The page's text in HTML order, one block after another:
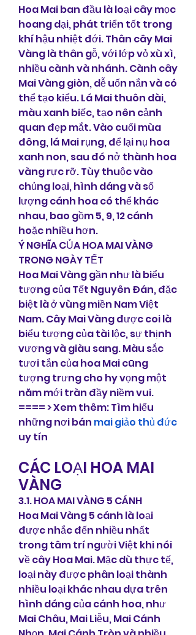
Hoa Mai ban đầu là loại cây mọc
hoang dại, phát triển tốt trong
khí hậu nhiệt đới. Thân cây Mai
Vàng là thân gỗ, với lớp vỏ xù xì,
nhiều cành và nhánh. Cành cây
Mai Vàng giòn, dễ uốn nắn và có
thể tạo kiểu. Lá Mai thuôn dài,
màu xanh biếc, tạo nên cảnh
quan đẹp mắt. Vào cuối mùa
đông, lá Mai rụng, để lại nụ hoa
xanh non, sau đó nở thành hoa
vàng rực rỡ. Tùy thuộc vào
chủng loại, hình dáng và số
lượng cánh hoa có thể khác
nhau, bao gồm 5, 9, 12 cánh
hoặc nhiều hơn.
Ý NGHĨA CỦA HOA MAI VÀNG
TRONG NGÀY TẾT
Hoa Mai Vàng gần như là biểu
tượng của Tết Nguyên Đán, đặc
biệt là ở vùng miền Nam Việt
Nam. Cây Mai Vàng được coi là
biểu tượng của tài lộc, sự thịnh
vượng và giàu sang. Màu sắc
tươi tắn của hoa Mai cũng
tượng trưng cho hy vọng một
năm mới tràn đầy niềm vui.
==== > Xem thêm: Tìm hiểu
những nơi bán mai giảo thủ đức
uy tín
CÁC LOẠI HOA MAI
VÀNG
3.1. HOA MAI VÀNG 5 CÁNH
Hoa Mai Vàng 5 cánh là loại
được nhắc đến nhiều nhất
trong tâm trí người Việt khi nói
về cây Hoa Mai. Mặc dù thực tế,
loại này được phân loại thành
nhiều loại khác nhau dựa trên
hình dáng của cánh hoa, như
Mai Châu, Mai Liễu, Mai Cánh